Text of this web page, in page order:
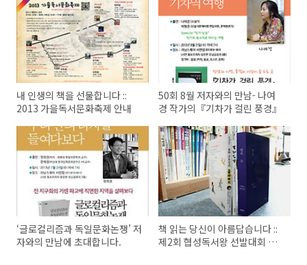
내 인생의 책을 선물합니다 ::
2013 가을독서문화축제 안내
50회 8월 저자와의 만남- 나여
경 작가의『기차가 걸린 풍경』
‘글로컬리즘과 독일문화논쟁’ 저
자와의 만남에 초대합니다.
책 읽는 당신이 아름답습니다 ::
제2회 협성독서왕 선발대회 안